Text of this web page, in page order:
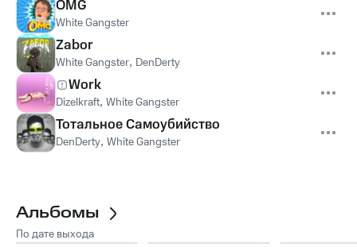
OMG
White Gangster
Zabor
White Gangster, DenDerty
Work
Dizelkraft, White Gangster
Тотальное Самоубийство
DenDerty, White Gangster
Альбомы
По дате выхода